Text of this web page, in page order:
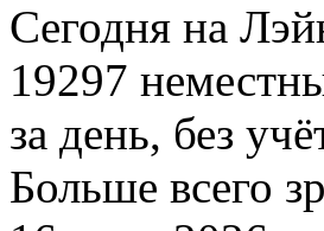
Сегодня на
19297
за день, без
Больше всего